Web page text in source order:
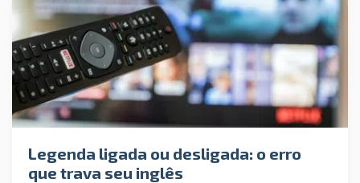
Legenda ligada ou desligada: o erro
que trava seu inglês